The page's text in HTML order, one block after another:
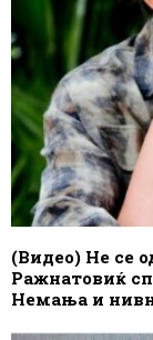
(Видео) Не се
Ражнатовиќ
Немања и